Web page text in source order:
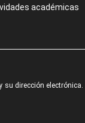
académicas
su dirección electrónica.